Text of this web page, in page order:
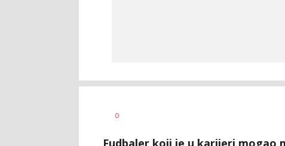
AUTOR
0
Fudbaler koji je u karijeri mogao